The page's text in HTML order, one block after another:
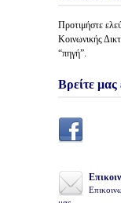
Προτιμήστε
Κοινωνικής
“πηγή”.
Βρείτε μας